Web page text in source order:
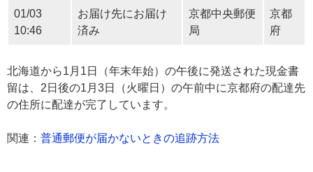
01/03
10:46
お届け先にお届け
済み
京都中央郵便
局
京都
府
北海道から1月1日（年末年始）の午後に発送された現金書
留は、2日後の1月3日（火曜日）の午前中に京都府の配達先
の住所に配達が完了しています。
関連： 普通郵便が届かないときの追跡方法